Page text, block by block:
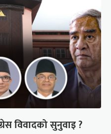
विवादको सुनुवाइ ?